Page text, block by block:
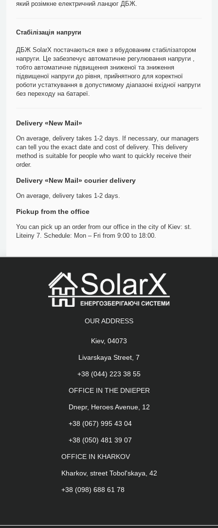
який розімкне електричний ланцюг ДБЖ.
Стабілізація напруги
ДБЖ SolarX постачаються вже з вбудованим стабілізатором
напруги. Це забезпечує автоматичне регулювання напруги ,
тобто автоматичне підвищення зниженої та зниження
підвищеної напруги до рівня, прийнятного для коректної
роботи устаткування в допустимому діапазоні вхідної напруги
без переходу на батареї.
Delivery «New Mail»
On average, delivery takes 1-2 days. If necessary, our managers
can tell you the exact date and cost of delivery. This delivery
method is suitable for people who want to quickly receive their
order.
Delivery «New Mail» courier delivery
On average, delivery takes 1-2 days.
Pickup from the office
You can pick up an order from our office in the city of Kiev: st.
Liteiny 7. Schedule: Mon – Fri from 9:00 to 18:00.
OUR ADDRESS
Kiev, 04073
Livarskaya Street, 7
+38 (044) 223 38 55
OFFICE IN THE DNIEPER
Dnepr, Heroes Avenue, 12
+38 (067) 995 43 04
+38 (050) 481 39 07
OFFICE IN KHARKOV
Kharkov, street Tobol'skaya, 42
+38 (098) 688 61 78